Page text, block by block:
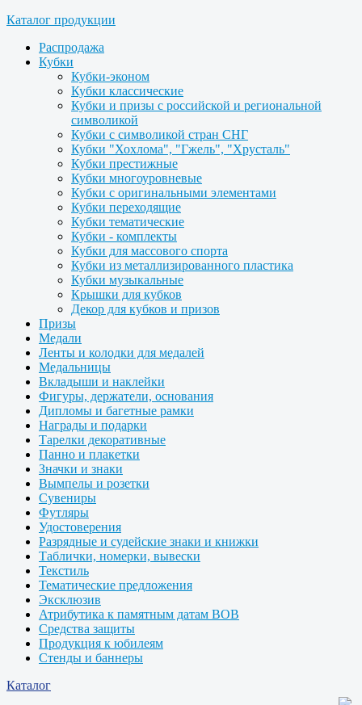
Каталог продукции
Распродажа
Кубки
Кубки-эконом
Кубки классические
Кубки и призы с российской и региональной
символикой
Кубки с символикой стран СНГ
Кубки "Хохлома", "Гжель", "Хрусталь"
Кубки престижные
Кубки многоуровневые
Кубки с оригинальными элементами
Кубки переходящие
Кубки тематические
Кубки - комплекты
Кубки для массового спорта
Кубки из металлизированного пластика
Кубки музыкальные
Крышки для кубков
Декор для кубков и призов
Призы
Медали
Ленты и колодки для медалей
Медальницы
Вкладыши и наклейки
Фигуры, держатели, основания
Дипломы и багетные рамки
Награды и подарки
Тарелки декоративные
Панно и плакетки
Значки и знаки
Вымпелы и розетки
Сувениры
Футляры
Удостоверения
Разрядные и судейские знаки и книжки
Таблички, номерки, вывески
Текстиль
Тематические предложения
Эксклюзив
Атрибутика к памятным датам ВОВ
Средства защиты
Продукция к юбилеям
Стенды и баннеры
Каталог